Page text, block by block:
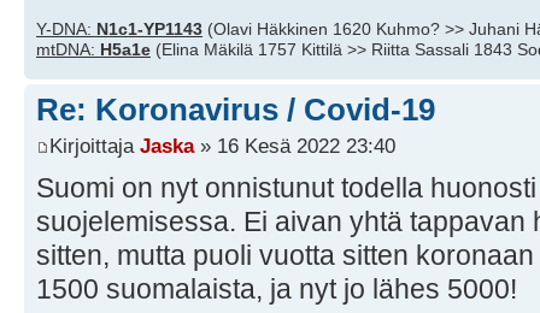
Y-DNA: N1c1-YP1143 (Olavi Häkkinen 1620 Kuhmo? >> Juhani
mtDNA: H5a1e (Elina Mäkilä 1757 Kittilä >> Riitta Sassali 1843
Re: Koronavirus / Covid-19
Kirjoittaja Jaska» 16 Kesä 2022 23:40
Suomi on nyt onnistunut todella
suojelemisessa. Ei aivan yhtä tappavan
sitten, mutta puoli vuotta sitten
1500 suomalaista, ja nyt jo lähes 5000!